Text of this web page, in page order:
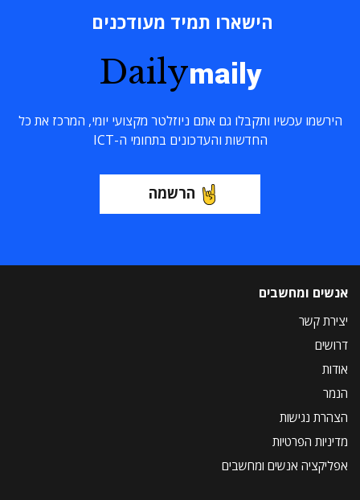
הישארו תמיד מעודכנים
Dailymaily
הירשמו עכשיו ותקבלו גם אתם ניוזלטר מקצועי יומי, המרכז את כל
החדשות והעדכונים בתחומי ה-ICT
הרשמה
אנשים ומחשבים
יצירת קשר
דרושים
אודות
הנמר
הצהרת נגישות
מדיניות הפרטיות
אפליקציה אנשים ומחשבים